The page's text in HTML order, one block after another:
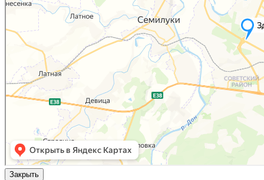
Закрыть